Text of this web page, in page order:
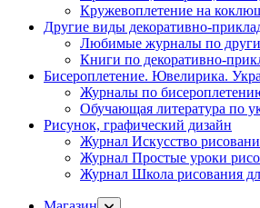
Кружевоплетение на
Другие виды декоративно-
Любимые журналы по
Книги по декоративно-
Бисероплетение. Ювелирика.
Журналы по
Обучающая литература по
Рисунок, графический дизайн
Журнал Искусство
Журнал Простые уроки
Журнал Школа рисования